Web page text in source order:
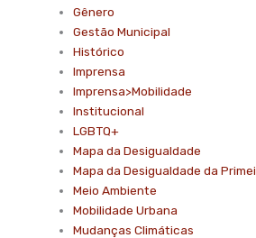
Gênero
Gestão Municipal
Histórico
Imprensa
Imprensa>Mobilidade
Institucional
LGBTQ+
Mapa da Desigualdade
Mapa da Desigualdade da
Meio Ambiente
Mobilidade Urbana
Mudanças Climáticas